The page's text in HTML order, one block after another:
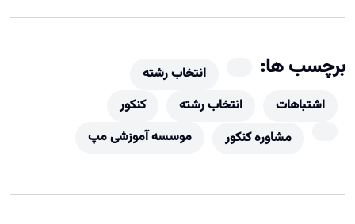
برچسب ها:
انتخاب رشته
اشتباهات
انتخاب رشته
کنکور
مشاوره کنکور
موسسه آموزشی مپ